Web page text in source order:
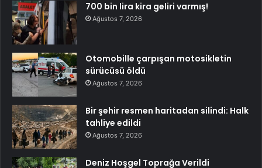
700 bin lira kira geliri varmış!
Ağustos 7, 2026
Otomobille çarpışan motosikletin
sürücüsü öldü
Ağustos 7, 2026
Bir şehir resmen haritadan silindi: Halk
tahliye edildi
Ağustos 7, 2026
Deniz Hoşgel Toprağa Verildi